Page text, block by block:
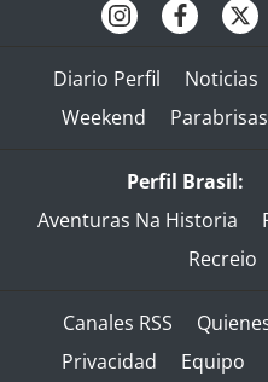
Diario Perfil Noticias
Weekend
Parabrisas
Perfil Brasil:
Aventuras Na Historia
Recreio
Canales RSS
Privacidad
Equipo